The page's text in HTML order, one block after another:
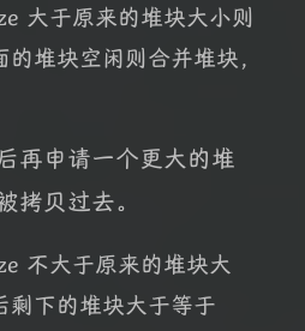
大于原来的堆块大小则
堆块空闲则合并堆块，
再申请一个更大的堆
拷贝过去。
不大于原来的堆块大
剩下的堆块大于等于